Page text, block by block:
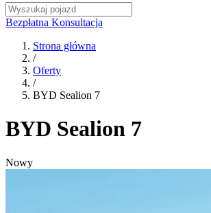
Bezpłatna Konsultacja
Strona główna
/
Oferty
/
BYD Sealion 7
BYD Sealion 7
Nowy